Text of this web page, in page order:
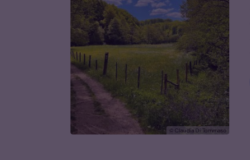
© Claudia Di Tommaso